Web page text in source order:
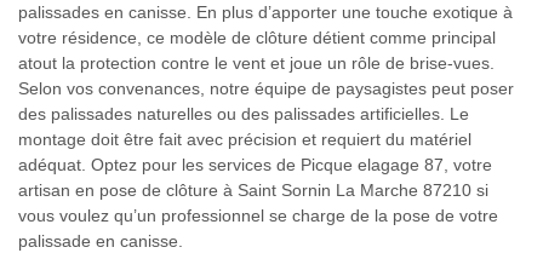
palissades en canisse. En plus d’apporter une touche exotique à
votre résidence, ce modèle de clôture détient comme principal
atout la protection contre le vent et joue un rôle de brise-vues.
Selon vos convenances, notre équipe de paysagistes peut poser
des palissades naturelles ou des palissades artificielles. Le
montage doit être fait avec précision et requiert du matériel
adéquat. Optez pour les services de Picque elagage 87, votre
artisan en pose de clôture à Saint Sornin La Marche 87210 si
vous voulez qu’un professionnel se charge de la pose de votre
palissade en canisse.